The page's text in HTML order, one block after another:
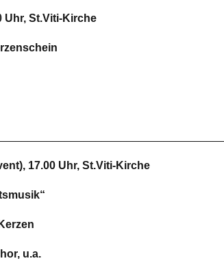
Uhr, St.Viti-Kirche
17.00 Uhr, St.Viti-Kirche
u.a.